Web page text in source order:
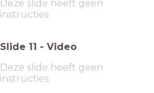
Deze slide heeft geen
instructies
Slide 11 - Video
Deze slide heeft geen
instructies